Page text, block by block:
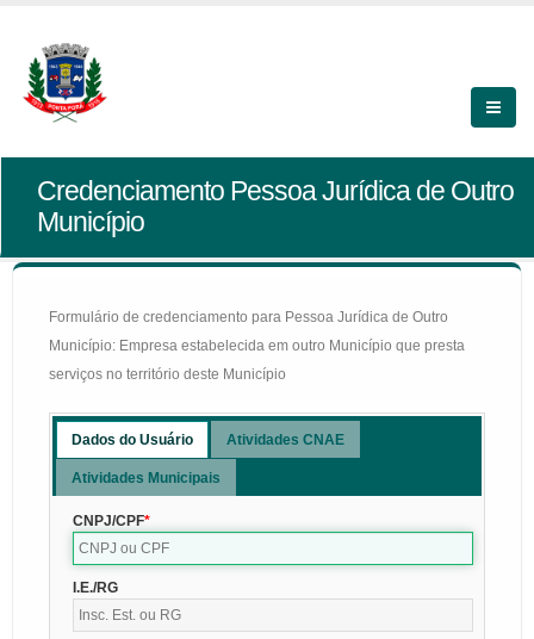
Credenciamento Pessoa Jurídica de Outro
Município
Formulário de credenciamento para Pessoa Jurídica de Outro
Município: Empresa estabelecida em outro Município que presta
serviços no território deste Município
Dados do Usuário Atividades CNAE
Atividades Municipais
CNPJ/CPF
I.E./RG